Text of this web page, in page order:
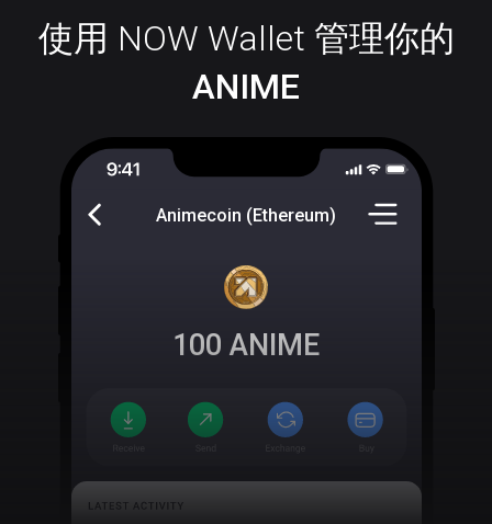
使用 NOW Wallet 管理你的
ANIME
Animecoin (Ethereum)
100 ANIME